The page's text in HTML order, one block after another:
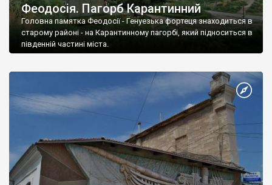
Феодосія. Пагорб Карантинний
Головна памятка Феодосії - Генуезька фортеця знаходиться в
старому районі - на Карантинному пагорбі, який підноситься в
південній частині міста.